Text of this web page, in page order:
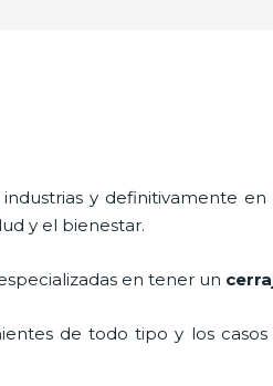
y definitivamente
y el bienestar.
en tener un
de todo tipo y los